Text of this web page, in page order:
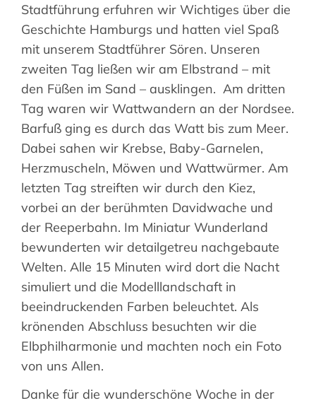
Stadtführung erfuhren wir Wichtiges über die
Geschichte Hamburgs und hatten viel Spaß
mit unserem Stadtführer Sören. Unseren
zweiten Tag ließen wir am Elbstrand – mit
den Füßen im Sand – ausklingen. Am dritten
Tag waren wir Wattwandern an der Nordsee.
Barfuß ging es durch das Watt bis zum Meer.
Dabei sahen wir Krebse, Baby-Garnelen,
Herzmuscheln, Möwen und Wattwürmer. Am
letzten Tag streiften wir durch den Kiez,
vorbei an der berühmten Davidwache und
der Reeperbahn. Im Miniatur Wunderland
bewunderten wir detailgetreu nachgebaute
Welten. Alle 15 Minuten wird dort die Nacht
simuliert und die Modelllandschaft in
beeindruckenden Farben beleuchtet. Als
krönenden Abschluss besuchten wir die
Elbphilharmonie und machten noch ein Foto
von uns Allen.
Danke für die wunderschöne Woche in der